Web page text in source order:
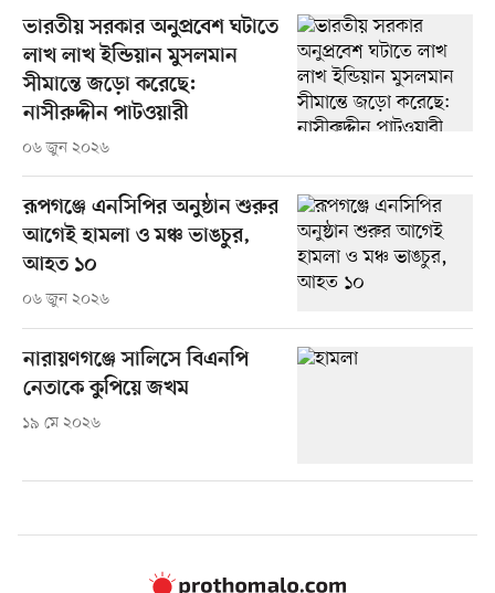
ভারতীয় সরকার অনুপ্রবেশ ঘটাতে
লাখ লাখ ইন্ডিয়ান মুসলমান
সীমান্তে জড়ো করেছে:
নাসীরুদ্দীন পাটওয়ারী
০৬ জুন ২০২৬
রূপগঞ্জে এনসিপির অনুষ্ঠান শুরুর
আগেই হামলা ও মঞ্চ ভাঙচুর,
আহত ১০
০৬ জুন ২০২৬
নারায়ণগঞ্জে সালিসে বিএনপি
নেতাকে কুপিয়ে জখম
১৯ মে ২০২৬